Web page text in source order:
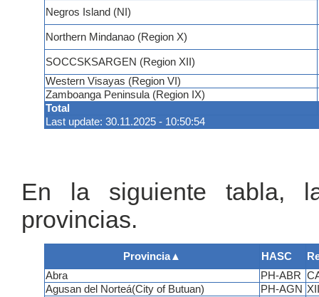
Total
Last update: 30.11.2025 - 10:50:54
Negros Island (NI)
Northern Mindanao (Region X)
SOCCSKSARGEN (Region XII)
Western Visayas (Region VI)
Zamboanga Peninsula (Region IX)
En la siguiente tabla,
provincias.
Provincia▲ HASC
Abra
PH-ABR
Agusan del Norteá(City of Butuan)
PH-AGN